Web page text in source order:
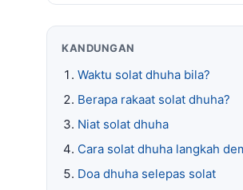
KANDUNGAN
Waktu solat dhuha bila?
Berapa rakaat solat dhuha?
Niat solat dhuha
Cara solat dhuha langkah
Doa dhuha selepas solat